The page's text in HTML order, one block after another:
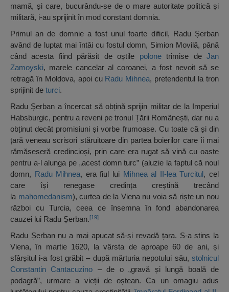
mamă, și care, bucurându-se de o mare autoritate politică și
militară, i-au sprijinit în mod constant domnia.
Primul an de domnie a fost unul foarte dificil, Radu Șerban
având de luptat mai întâi cu fostul domn, Simion Movilă, până
când acesta fiind părăsit de oștile polonetrimise deJan
Zamoyski, marele cancelar al coroanei, a fost nevoit să se
retragă în Moldova, apoi cu Radu Mihnea, pretendentul la tron
sprijinit de turci.
Radu Șerban a încercat să obțină sprijin militar de la Imperiul
Habsburgic, pentru a reveni pe tronul Țării Românești, dar nu a
obținut decât promisiuni și vorbe frumoase. Cu toate că și din
țară veneau scrisori stăruitoare din partea boierilor care îi mai
rămăseseră credincioși, prin care era rugat să vină cu oaste
pentru a-l alunga pe „acest domn turc” (aluzie la faptul că noul
domn, Radu Mihnea, era fiul lui Mihnea al II-lea Turcitul, cel
care își renegase credința creștină trecând
la mahomedanism), curtea de la Viena nu voia să riște un nou
război cu Turcia, ceea ce însemna în fond abandonarea
cauzei lui Radu Șerban.[19]
Radu Șerban nu a mai apucat să-și revadă țara. S-a stins la
Viena, în martie 1620, la vârsta de aproape 60 de ani, și
sfârșitul i-a fost grăbit – după mărturia nepotului său, stolnicul
Constantin Cantacuzino – de o „gravă și lungă boală de
podagră”, urmare a vieții de oștean. Ca un omagiu adus